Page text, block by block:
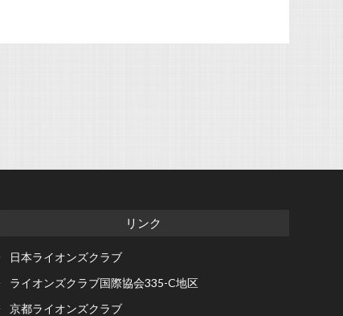
リンク
日本ライオンズクラブ
ライオンズクラブ国際協会335-C地区
京都ライオンズクラブ